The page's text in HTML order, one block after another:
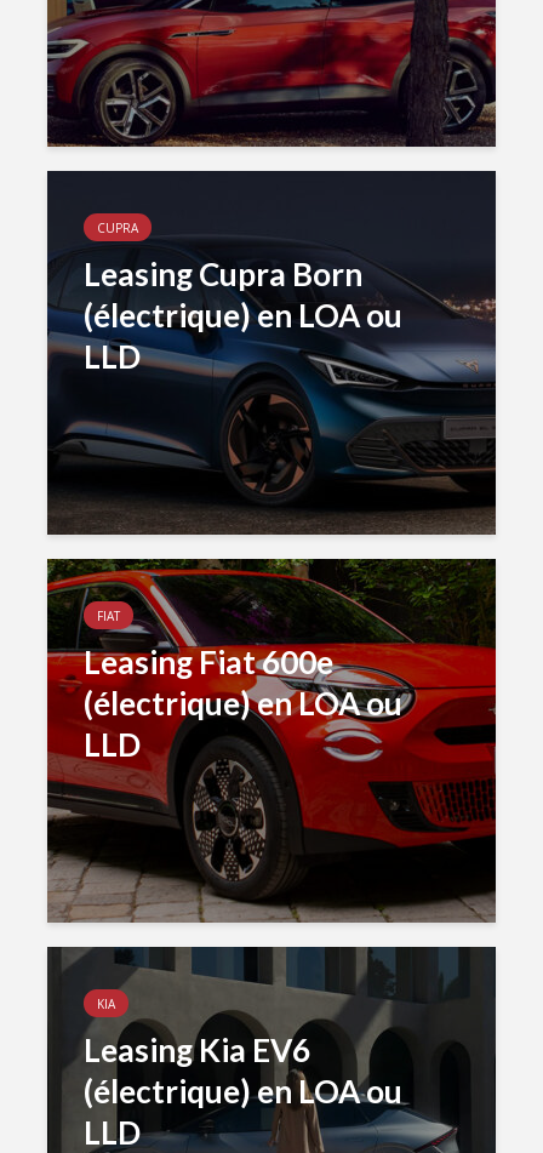
CUPRA
Leasing Cupra Born
(électrique) en LOA ou
LLD
FIAT
Leasing Fiat 600e
(électrique) en LOA ou
LLD
KIA
Leasing Kia EV6
(électrique) en LOA ou
LLD